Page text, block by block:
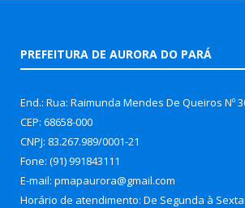
PREFEITURA DE AURORA DO PARÁ
End.: Rua: Raimunda Mendes De Queiros Nº
CEP: 68658-000
CNPJ: 83.267.989/0001-21
Fone: (91) 991843111
E-mail: pmapaurora@gmail.com
Horário de atendimento: De Segunda à